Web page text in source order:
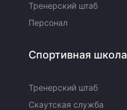
Тренерский штаб
Персонал
Спортивная школа
Тренерский штаб
Скаутская служба